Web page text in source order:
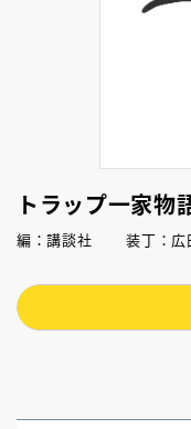
トラップ一家物
編：講談社 装丁：広